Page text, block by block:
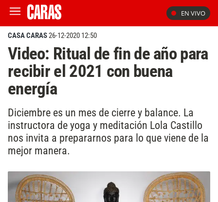
EN VIVO
CASA CARAS26-12-2020 12:50
Video: Ritual de fin de año para
recibir el 2021 con buena
energía
Diciembre es un mes de cierre y balance. La
instructora de yoga y meditación Lola Castillo
nos invita a prepararnos para lo que viene de la
mejor manera.